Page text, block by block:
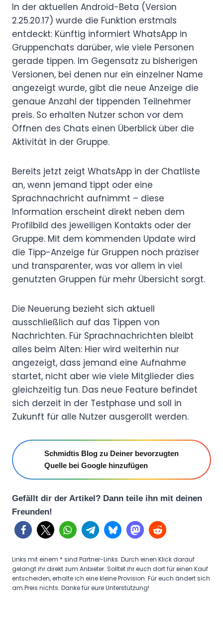
In der aktuellen Android-Beta (Version
2.25.20.17) wurde die Funktion erstmals
entdeckt: Künftig informiert WhatsApp in
Gruppenchats darüber, wie viele Personen
gerade tippen. Im Gegensatz zu bisherigen
Versionen, bei denen nur ein einzelner Name
angezeigt wurde, gibt die neue Anzeige die
genaue Anzahl der tippenden Teilnehmer
preis. So erhalten Nutzer schon vor dem
Öffnen des Chats einen Überblick über die
Aktivität in der Gruppe.
Bereits jetzt zeigt WhatsApp in der Chatliste
an, wenn jemand tippt oder eine
Sprachnachricht aufnimmt – diese
Information erscheint direkt neben dem
Profilbild des jeweiligen Kontakts oder der
Gruppe. Mit dem kommenden Update wird
die Tipp-Anzeige für Gruppen noch präziser
und transparenter, was vor allem in viel
genutzten Gruppen für mehr Übersicht sorgt.
Die Neuerung bezieht sich aktuell
ausschließlich auf das Tippen von
Nachrichten. Für Sprachnachrichten bleibt
alles beim Alten: Hier wird weiterhin nur
angezeigt, dass jemand eine Aufnahme
startet, nicht aber wie viele Mitglieder dies
gleichzeitig tun. Das neue Feature befindet
sich derzeit in der Testphase und soll in
Zukunft für alle Nutzer ausgerollt werden.
Schmidtis Blog zu Deiner bevorzugten
Quelle bei Google hinzufügen
Gefällt dir der Artikel? Dann teile ihn mit deinen
Freunden!
Links mit einem * sind Partner-Links. Durch einen Klick darauf
gelangt ihr direkt zum Anbieter. Solltet ihr euch dort für einen Kauf
entscheiden, erhalte ich eine kleine Provision. Für euch ändert sich
am Preis nichts. Danke für eure Unterstützung!